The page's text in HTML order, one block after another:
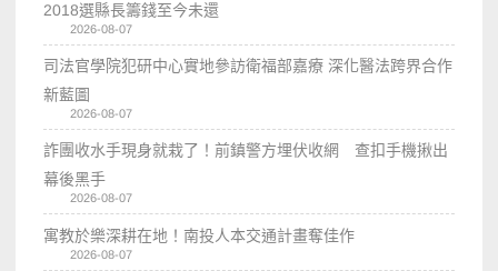
2018選縣長籌錢至今未還
2026-08-07
司法官學院犯研中心實地參訪衛福部嘉療 深化醫法跨界合作
新藍圖
2026-08-07
詐團收水手現身就栽了！前鎮警方埋伏收網 查扣手機揪出
幕後黑手
2026-08-07
寓教於樂深耕在地！南投人本交通計畫奪佳作
2026-08-07